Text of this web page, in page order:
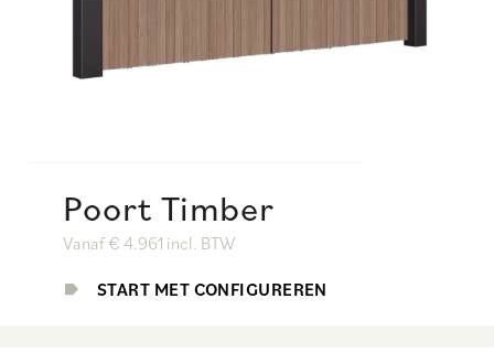
Poort Timber
Vanaf € 4.961 incl. BTW
START MET CONFIGUREREN